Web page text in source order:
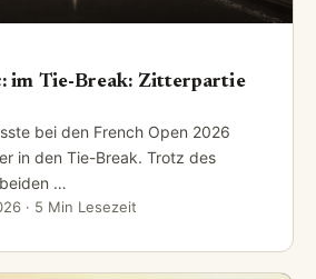
im Tie-Break: Zitterpartie
bei den French Open 2026
in den Tie-Break. Trotz des
…
· 5 Min Lesezeit